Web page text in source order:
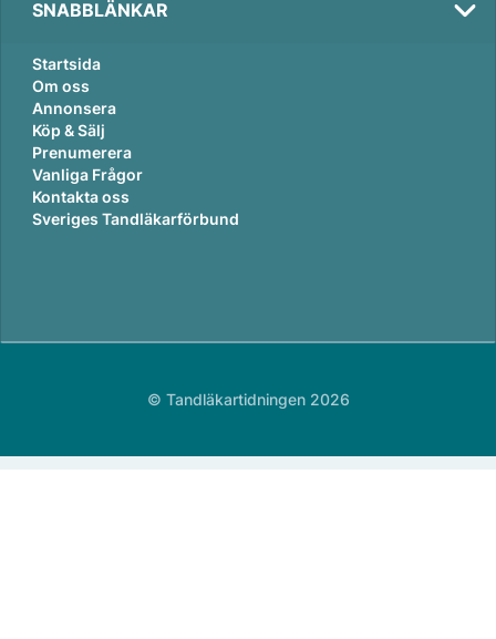
SNABBLÄNKAR
Startsida
Om oss
Annonsera
Köp & Sälj
Prenumerera
Vanliga Frågor
Kontakta oss
Sveriges Tandläkarförbund
© Tandläkartidningen 2026